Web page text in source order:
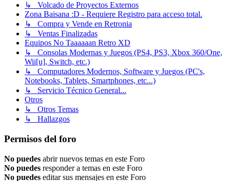
↳ Volcado de Proyectos Externos
Zona Baisana :D - Requiere Registro para acceso total.
↳ Compra y Vende en Retronia
↳ Ventas Finalizadas
Equipos No Taaaaaan Retro XD
↳ Consolas Modernas y Juegos (PS4, PS3, Xbox 360/One,
Wii[u], Switch, etc.)
↳ Computadores Modernos, Software y Juegos (PC's,
Notebooks, Tablets, Smartphones, etc...)
↳ Servicio Técnico General...
Otros
↳ Otros Temas
↳ Hallazgos
Permisos del foro
No puedes abrir nuevos temas en este Foro
No puedes responder a temas en este Foro
No puedes editar sus mensajes en este Foro